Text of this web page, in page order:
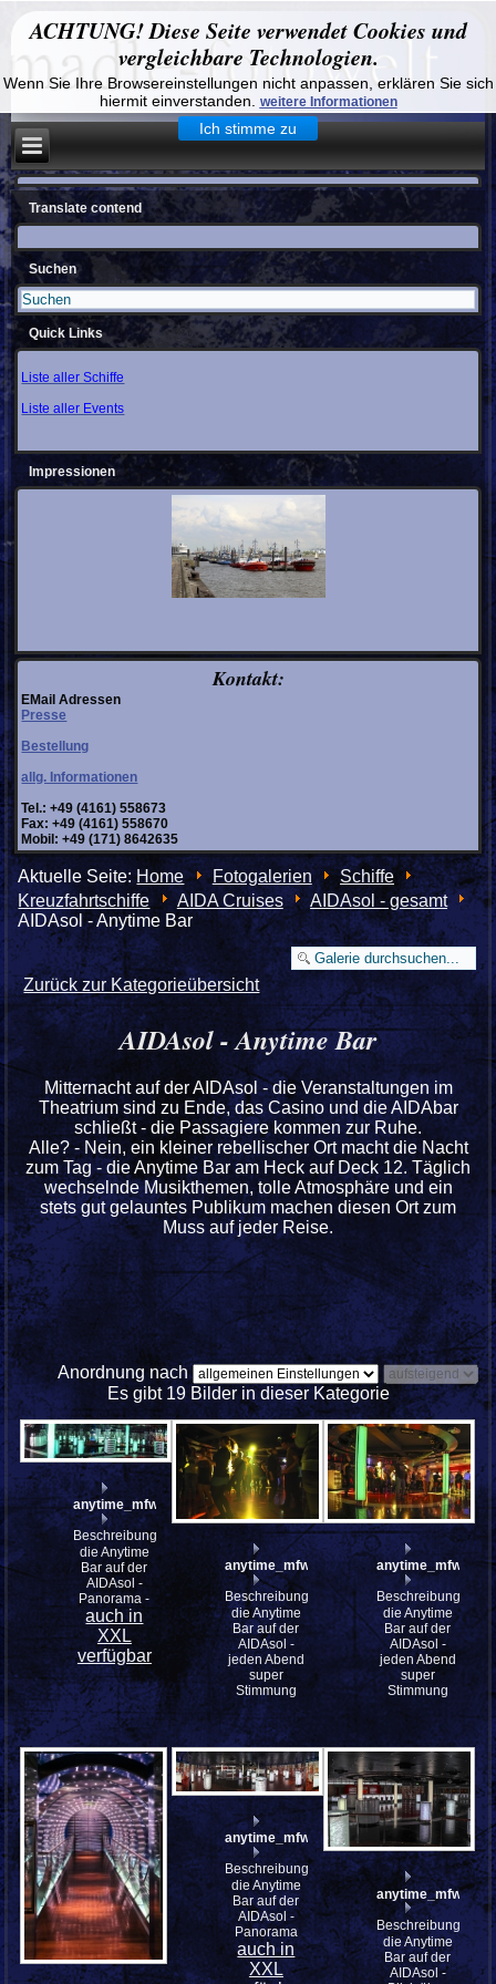
ACHTUNG! Diese Seite verwendet Cookies und
vergleichbare Technologien.
Wenn Sie Ihre Browsereinstellungen nicht anpassen, erklären Sie sich
hiermit einverstanden.
weitere Informationen
Ich stimme zu
Translate contend
Suchen
Quick Links
Liste aller Schiffe
Liste aller Events
Impressionen
Kontakt:
EMail Adressen
Presse
Bestellung
allg. Informationen
Tel.: +49 (4161) 558673
Fax: +49 (4161) 558670
Mobil: +49 (171) 8642635
Aktuelle Seite:Home Fotogalerien
Schiffe
Kreuzfahrtschiffe
AIDA Cruises
AIDAsol - gesamt
AIDAsol - Anytime Bar
Zurück zur Kategorieübersicht
AIDAsol - Anytime Bar
Mitternacht auf der AIDAsol - die Veranstaltungen im
Theatrium sind zu Ende, das Casino und die AIDAbar
schließt - die Passagiere kommen zur Ruhe.
Alle? - Nein, ein kleiner rebellischer Ort macht die Nacht
zum Tag - die Anytime Bar am Heck auf Deck 12. Täglich
wechselnde Musikthemen, tolle Atmosphäre und ein
stets gut gelauntes Publikum machen diesen Ort zum
Muss auf jeder Reise.
Anordnung nach
Es gibt 19 Bilder in dieser Kategorie
anytime_mfw13__040851_st
Beschreibung:
die Anytime
Bar auf der
AIDAsol -
Panorama -
auch in
XXL
verfügbar
anytime_mfw13__039659
Beschreibung:
die Anytime
Bar auf der
AIDAsol -
jeden Abend
super
Stimmung
Beschreibung:
die Anytime
Bar auf der
AIDAsol -
jeden Abend
super
Stimmung
anytime_mfw13__037602_st
Beschreibung:
die Anytime
Bar auf der
AIDAsol -
Panorama
auch in
XXL
Beschreibung:
die Anytime
Bar auf der
AIDAsol -